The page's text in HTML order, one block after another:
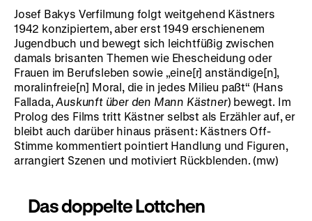
Josef Bakys Verfilmung folgt weitgehend Kästners
1942 konzipiertem, aber erst 1949 erschienenem
Jugendbuch und bewegt sich leichtfüßig zwischen
damals brisanten Themen wie Ehescheidung oder
Frauen im Berufsleben sowie „eine[r] anständige[n],
moralinfreie[n] Moral, die in jedes Milieu paßt“ (Hans
Fallada,Auskunft über den Mann Kästner) bewegt. Im
Prolog des Films tritt Kästner selbst als Erzähler auf, er
bleibt auch darüber hinaus präsent: Kästners Off-
Stimme kommentiert pointiert Handlung und Figuren,
arrangiert Szenen und motiviert Rückblenden. (mw)
Das doppelte Lottchen